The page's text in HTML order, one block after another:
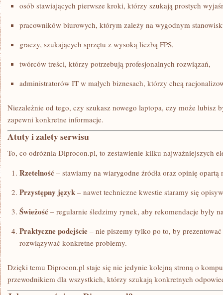
osób stawiających pierwsze kroki, którzy szukają prostych
pracowników biurowych, którym zależy na wygodnym
graczy, szukających sprzętu z wysoką liczbą FPS,
twórców treści, którzy potrzebują profesjonalnych rozwiązań,
administratorów IT w małych biznesach, którzy chcą
Niezależnie od tego, czy szukasz nowego laptopa, czy może lubisz
zapewni konkretne informacje.
Atuty i zalety serwisu
To, co odróżnia Diprocon.pl, to zestawienie kilku najważniejszych
Rzetelność – stawiamy na wiarygodne źródła oraz opinię opartą
Przystępny język – nawet techniczne kwestie staramy się
Świeżość – regularnie śledzimy rynek, aby rekomendacje były
Praktyczne podejście – nie piszemy tylko po to, by
rozwiązywać konkretne problemy.
Dzięki temu Diprocon.pl staje się nie jedynie kolejną stroną o
przewodnikiem dla wszystkich, którzy szukają konkretnych